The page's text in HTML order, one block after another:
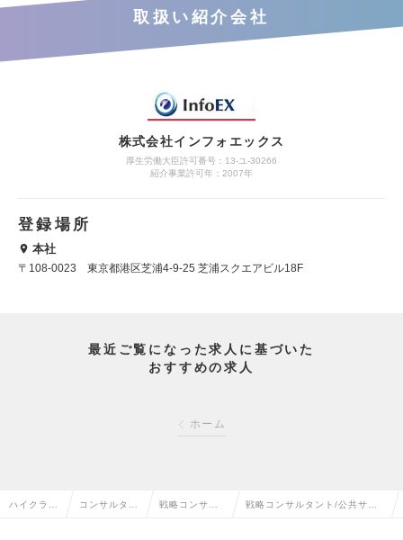
取扱い紹介会社
株式会社インフォエックス
厚生労働大臣許可番号：13-ユ-30266
紹介事業許可年：2007年
登録場所
本社
〒108-0023 東京都港区芝浦4-9-25 芝浦スクエアビル18F
最近ご覧になった求人に基づいた
おすすめの求人
ホーム
ハイクラス コンサルタン 戦略コンサル 戦略コンサルタント/公共サー